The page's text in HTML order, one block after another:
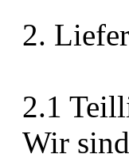
2.
2.1
Wir